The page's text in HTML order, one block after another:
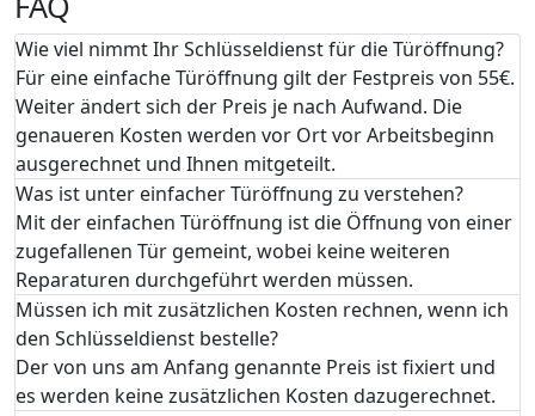
Wie viel nimmt Ihr Schlüsseldienst für die Türöffnung?
Für eine einfache Türöffnung gilt der Festpreis von 55€.
Weiter ändert sich der Preis je nach Aufwand. Die
genaueren Kosten werden vor Ort vor Arbeitsbeginn
ausgerechnet und Ihnen mitgeteilt.
Was ist unter einfacher Türöffnung zu verstehen?
Mit der einfachen Türöffnung ist die Öffnung von einer
zugefallenen Tür gemeint, wobei keine weiteren
Reparaturen durchgeführt werden müssen.
Müssen ich mit zusätzlichen Kosten rechnen, wenn ich
den Schlüsseldienst bestelle?
Der von uns am Anfang genannte Preis ist fixiert und
es werden keine zusätzlichen Kosten dazugerechnet.